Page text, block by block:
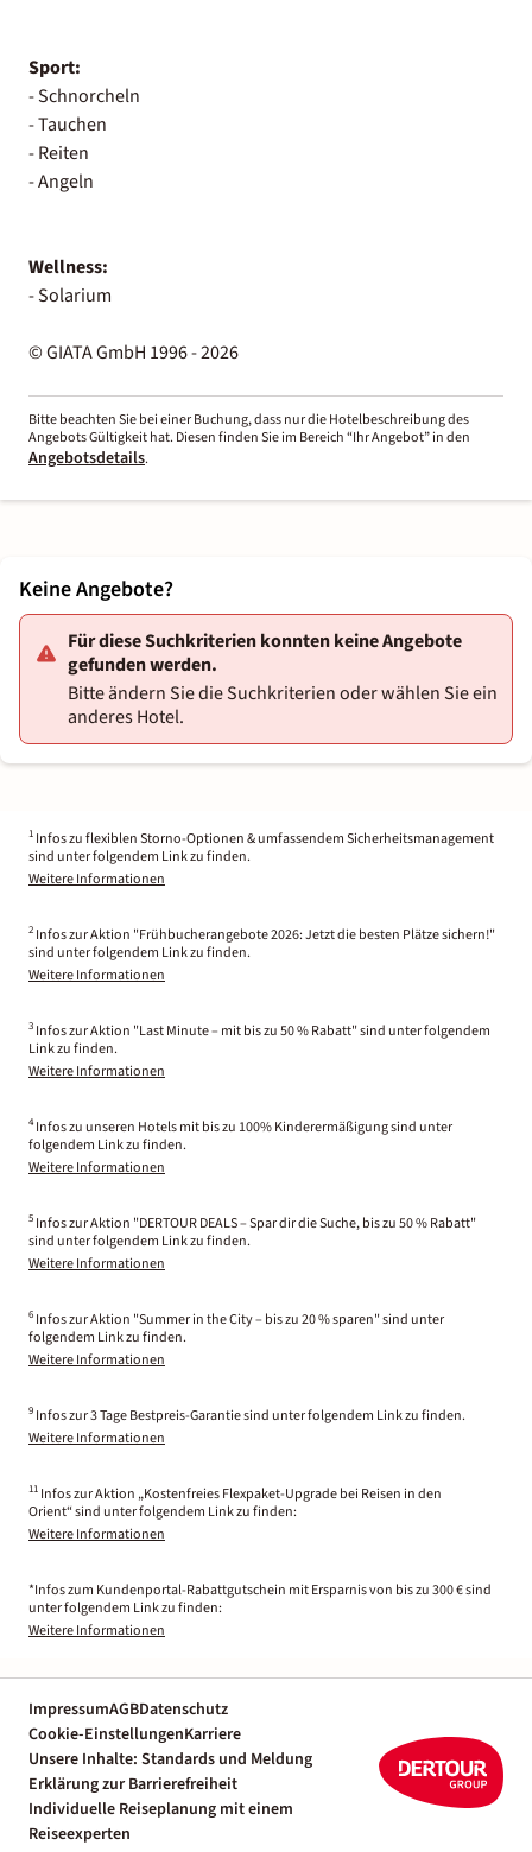
Sport:
- Schnorcheln
- Tauchen
- Reiten
- Angeln
Wellness:
- Solarium
© GIATA GmbH 1996 - 2026
Bitte beachten Sie bei einer Buchung, dass nur die Hotelbeschreibung des
Angebots Gültigkeit hat. Diesen finden Sie im Bereich “Ihr Angebot” in den
Angebotsdetails.
Keine Angebote?
Für diese Suchkriterien konnten keine Angebote
gefunden werden.
Bitte ändern Sie die Suchkriterien oder wählen Sie ein
anderes Hotel.
1 Infos zu flexiblen Storno-Optionen & umfassendem Sicherheitsmanagement
sind unter folgendem Link zu finden.
Weitere Informationen
2 Infos zur Aktion "Frühbucherangebote 2026: Jetzt die besten Plätze sichern!"
sind unter folgendem Link zu finden.
Weitere Informationen
3 Infos zur Aktion "Last Minute – mit bis zu 50 % Rabatt" sind unter folgendem
Link zu finden.
Weitere Informationen
4 Infos zu unseren Hotels mit bis zu 100% Kinderermäßigung sind unter
folgendem Link zu finden.
Weitere Informationen
5 Infos zur Aktion "DERTOUR DEALS – Spar dir die Suche, bis zu 50 % Rabatt"
sind unter folgendem Link zu finden.
Weitere Informationen
6 Infos zur Aktion "Summer in the City – bis zu 20 % sparen" sind unter
folgendem Link zu finden.
Weitere Informationen
9 Infos zur 3 Tage Bestpreis-Garantie sind unter folgendem Link zu finden.
Weitere Informationen
11 Infos zur Aktion „Kostenfreies Flexpaket-Upgrade bei Reisen in den
Orient“ sind unter folgendem Link zu finden:
Weitere Informationen
*Infos zum Kundenportal-Rabattgutschein mit Ersparnis von bis zu 300 € sind
unter folgendem Link zu finden:
Weitere Informationen
ImpressumAGBDatenschutz
Cookie-EinstellungenKarriere
Unsere Inhalte: Standards und Meldung
Erklärung zur Barrierefreiheit
Individuelle Reiseplanung mit einem
Reiseexperten